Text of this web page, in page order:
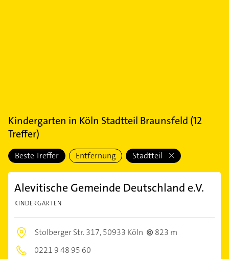
Kindergarten in Köln Stadtteil Braunsfeld (12
Treffer)
Beste Treffer Entfernung Stadtteil
Alevitische Gemeinde Deutschland e.V.
KINDERGÄRTEN
Stolberger Str. 317,50933 Köln
823 m
0221 9 48 95 60